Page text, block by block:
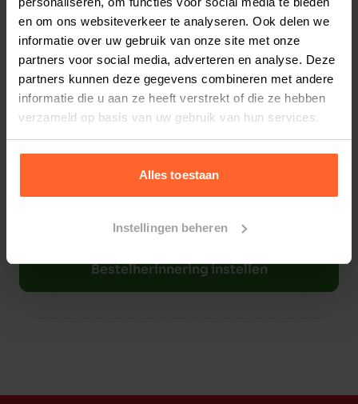
en om ons websiteverkeer te analyseren. Ook delen we
informatie over uw gebruik van onze site met onze
partners voor social media, adverteren en analyse. Deze
partners kunnen deze gegevens combineren met andere
informatie die u aan ze heeft verstrekt of die ze hebben
verzameld op basis van uw gebruik van hun services.
Alles toestaan
Instellingen beheren
gekleurde stroken, kort en lang. Doordat de bal
is gemaakt van fleece stof, voelt het lekker zacht
aan voor de neus. Met een snuffelbal kun je
samen met jouw pup spelen, wat ook nog eens
de band tussen jullie versterkt. Let op: zorg
ervoor dat jouw pup niet op de bal gaat bijten of
kauwen.
Productspecificaties
Stel uw bestelherinnering in:(2 weken)
Elke
2 weken
Elke
4 weken
Elke
6 weken
Bestelherinnering instellen